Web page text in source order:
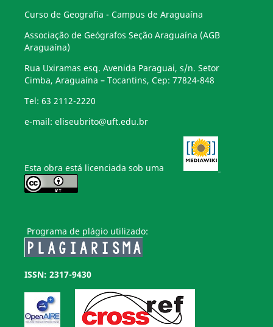
Curso de Geografia - Campus de Araguaína
Associação de Geógrafos Seção Araguaína (AGB
Araguaína)
Rua Uxiramas esq. Avenida Paraguai, s/n. Setor
Cimba, Araguaína – Tocantins, Cep: 77824-848
Tel: 63 2112-2220
e-mail: eliseubrito@uft.edu.br
Esta obra está licenciada sob uma
Programa de plágio utilizado:
ISSN: 2317-9430